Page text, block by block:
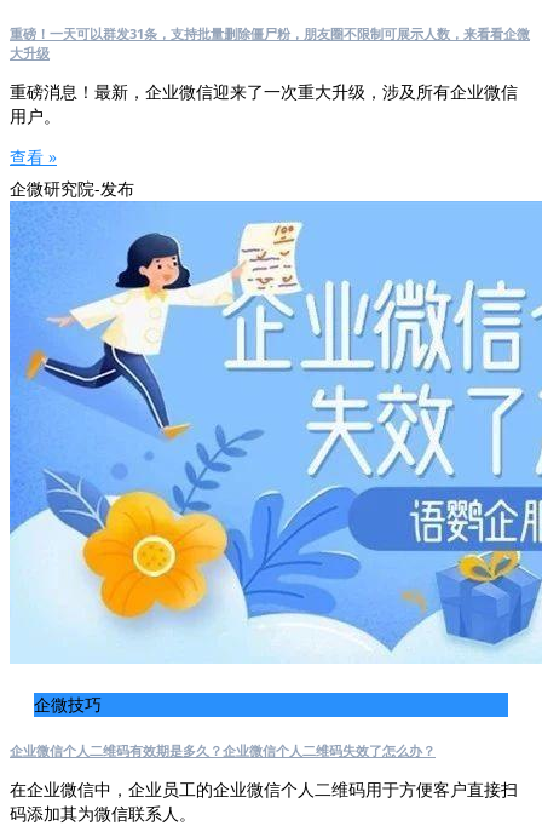
重磅！一天可以群发31条，支持批量删除僵尸粉，朋友圈不限制可展示人数，来看看企微
大升级
重磅消息！最新，企业微信迎来了一次重大升级，涉及所有企业微信
用户。
查看 »
企微研究院-发布
企微技巧
企业微信个人二维码有效期是多久？企业微信个人二维码失效了怎么办？
在企业微信中，企业员工的企业微信个人二维码用于方便客户直接扫
码添加其为微信联系人。